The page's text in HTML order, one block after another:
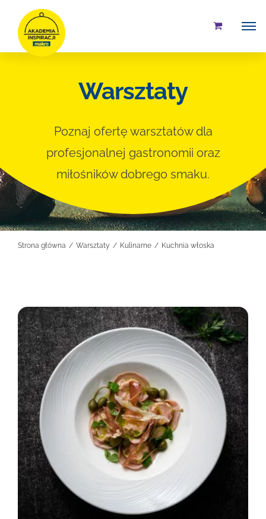
Przejdź
zawartości
Warsztaty
Poznaj ofertę warsztatów dla
profesjonalnej gastronomii oraz
miłośników dobrego smaku.
Strona główna Warsztaty Kulinarne Kuchnia włoska